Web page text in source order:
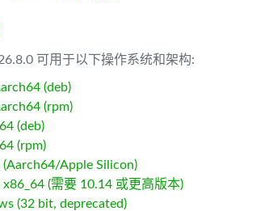
可用于以下操作系统和架构:
(deb)
(rpm)
(deb)
(rpm)
(Aarch64/Apple Silicon)
x86_64 (需要 10.14 或更高版本)
(32 bit, deprecated)